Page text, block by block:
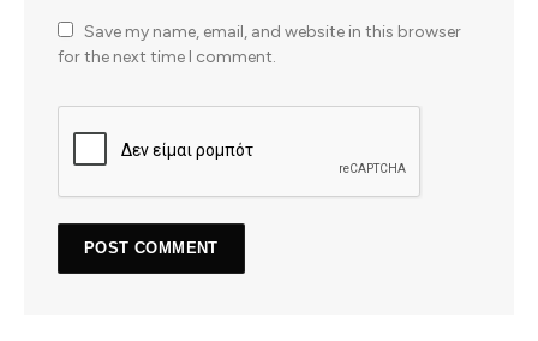
Save my name, email, and website in this browser
for the next time I comment.